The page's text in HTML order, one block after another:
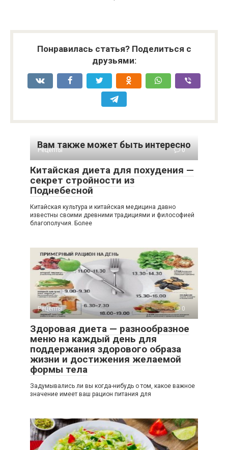
Понравилась статья? Поделиться с
друзьями:
Вам также может быть интересно
Рецепты 0
Китайская диета для похудения —
секрет стройности из
Поднебесной
Китайская культура и китайская медицина давно
известны своими древними традициями и философией
благополучия. Более
Рецепты 0
Здоровая диета — разнообразное
меню на каждый день для
поддержания здорового образа
жизни и достижения желаемой
формы тела
Задумывались ли вы когда-нибудь о том, какое важное
значение имеет ваш рацион питания для